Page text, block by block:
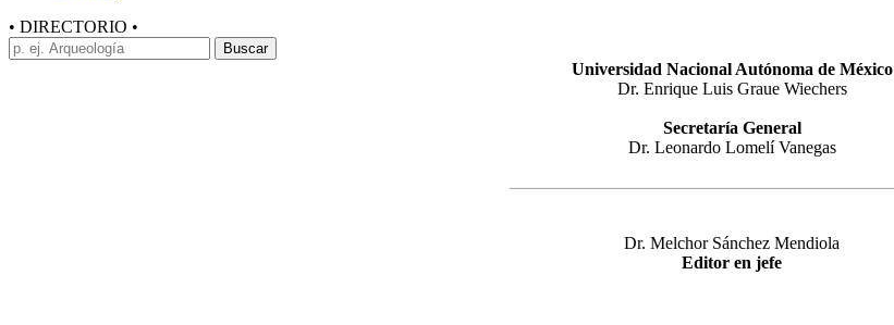
• DIRECTORIO •
Buscar
Universidad Nacional Autónoma de México
Dr. Enrique Luis Graue Wiechers
Secretaría General
Dr. Leonardo Lomelí Vanegas
Dr. Melchor Sánchez Mendiola
Editor en jefe